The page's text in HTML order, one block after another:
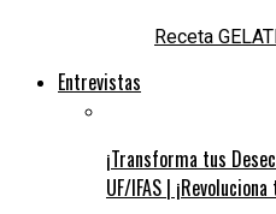
Receta
Entrevistas
¡Transforma tus
UF/IFAS |